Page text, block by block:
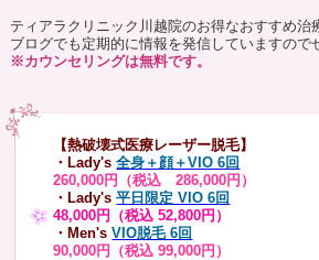
ティアラクリニック川越院のお得なおすすめ治
ブログでも定期的に情報を発信していますので
※カウンセリングは無料です。
【熱破壊式医療レーザー脱毛】
・Lady's 全身＋顔＋VIO 6回
260,000円（税込 286,000円）
・Lady's平日限定 VIO 6回
48,000円（税込 52,800円）
・Men's VIO脱毛 6回
90,000円（税込 99,000円）